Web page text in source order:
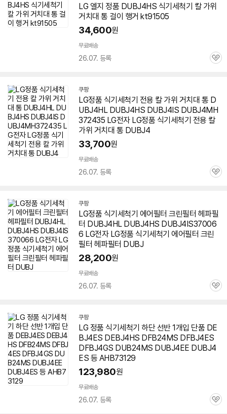
LG 엘지 정품 DUBJ4HS 식기세척기 칼 가위
거치대 통 걸이 행거 kt91505
34,600원
무료배송
26.07. 등록
관
쿠팡
LG정품 식기세척기 전용 칼 가위 거치대 통 D
UBJ4HL DUBJ4HS DUBJ4IS DUBJ4MH
372435 LG전자 LG정품 식기세척기 전용 칼
가위 거치대 통 DUBJ4
33,700원
무료배송
26.07. 등록
관
쿠팡
LG정품 식기세척기 에어필터 크린필터 헤파필
터 DUBJ4HL DUBJ4HS DUBJ4IS37006
6 LG전자 LG정품 식기세척기 에어필터 크린
필터 헤파필터 DUBJ
28,200원
무료배송
26.07. 등록
관
쿠팡
LG 정품 식기세척기 하단 선반 1개입 단품 DE
BJ4ES DEBJ4HS DFB24MS DFBJ4ES
DFBJ4GS DUB24MS DUBJ4EE DUBJ4
ES 등 AHB73129
123,980원
무료배송
26.07. 등록
관